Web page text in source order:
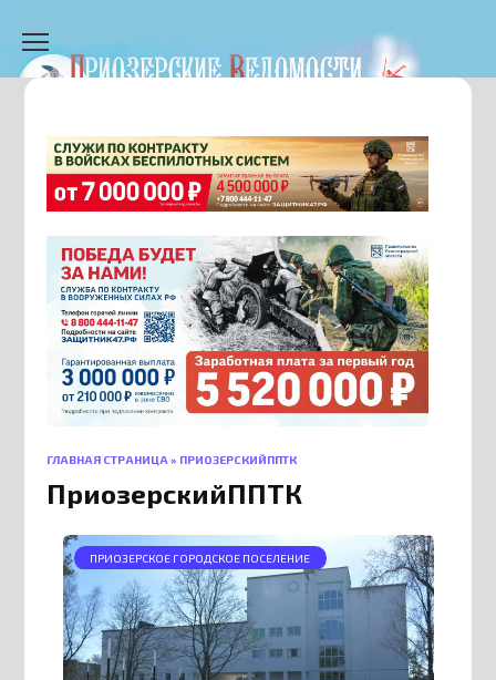
содержанию
ГЛАВНАЯ СТРАНИЦА » ПРИОЗЕРСКИЙППТК
ПриозерскийППТК
ПРИОЗЕРСКОЕ ГОРОДСКОЕ ПОСЕЛЕНИЕ